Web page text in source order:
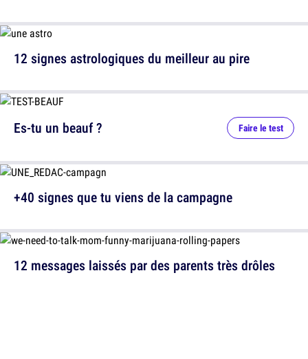
12 signes astrologiques du meilleur au pire
12 messages laissés par des parents très drôles
Es-tu un beauf ? Faire le test
+40 signes que tu viens de la campagne